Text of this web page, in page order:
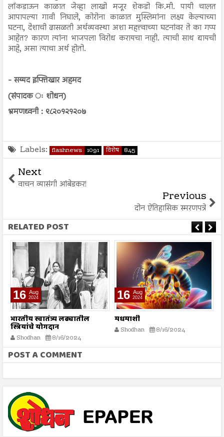
लॉकडाऊन काळात जेव्हा लाखो मजूर शेकडो कि.मी. पायी चालत
आपापल्या गावी निघाले, कोरोना काळात मुस्लिमांना लक्ष्य केल्याच्या
घटना, देशाची ढासळती अर्थव्यवस्था अशा महत्त्वाच्या घटनांवर ते का गप्प
आहेत? कारण त्यांना भाजपला विरोध करायचा नाही. त्याची साथ द्यायची
आहे, असा त्याचा अर्थ होतो.
- सय्यद इफ्तिखार अहमद
(संपादक ः शोधन)
भ्रमणध्वनी : ९८२०१२१२०७
Labels: flashnews 1091 विशेष 845
Next
वाचन व्यासंगी आंबेडकर!
Previous
दोन ऐतिहासिक स्मरणपत्रे
RELATED POST
16 Aug
2024
भारतीय स्वातंत्र्य लढ्यातील
स्त्रियांचे योगदान
Shodhan 8/16/2024
16 Aug
2024
मधमाशी
Shodhan 8/16/2024
POST A COMMENT